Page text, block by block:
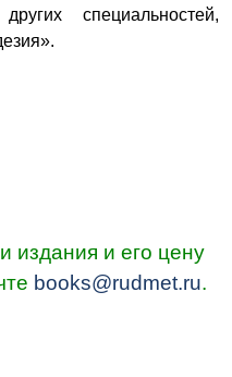
специальностей,
и его цену
books@rudmet.ru.